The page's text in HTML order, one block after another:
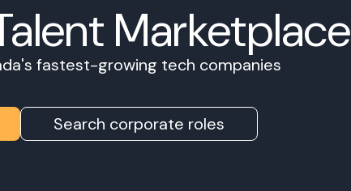
Marketplace
fastest-growing tech companies
Search corporate roles